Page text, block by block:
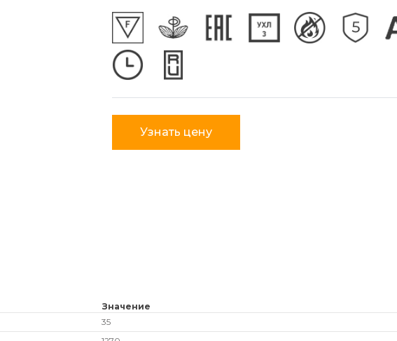
Узнать цену
Значение
35